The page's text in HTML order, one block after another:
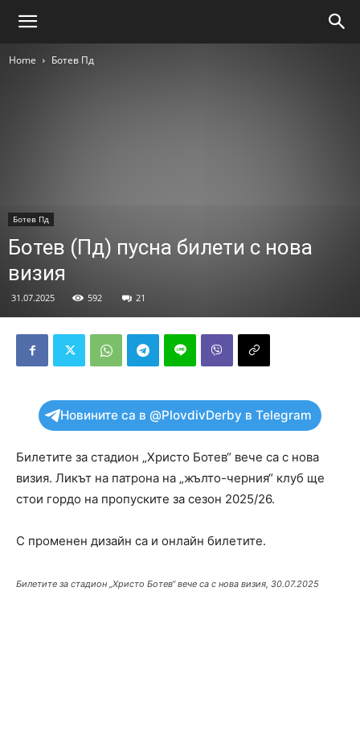
Home Ботев Пд
Ботев Пд
Ботев (Пд) пусна билети с нова
визия
31.07.2025 592 21
Новините са в @PlovdivDerby в Telegram
Билетите за стадион „Христо Ботев“ вече са с нова
визия. Ликът на патрона на „жълто-черния“ клуб ще
стои гордо на пропуските за сезон 2025/26.
С променен дизайн са и онлайн билетите.
Билетите за стадион „Христо Ботев“ вече са с нова визия, 30.07.2025